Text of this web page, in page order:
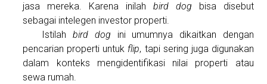
jasa mereka. Karena inilah bird dog bisa disebut
sebagai intelegen investor properti.
Istilahbird dog ini umumnya dikaitkan dengan
pencarian properti untuk flip, tapi sering juga digunakan
dalam konteks mengidentifikasi nilai properti atau
sewa rumah.